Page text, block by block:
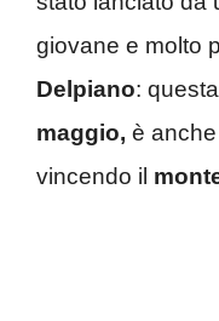
giovane e molto
Delpiano:
maggio, è
vincendo il